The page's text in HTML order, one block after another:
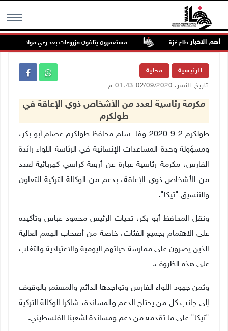
MENU أهم الاخبار مستعمرون يتلفون مزروعات بعد رعي مواشيهم في
الرئيسية محلية
تاريخ النشر: 02/09/2020 01:43 م
مكرمة رئاسية لعدد من الأشخاص ذوي الإعاقة في
طولكرم
طولكرم 2-9-2020-وفا- سلم محافظ طولكرم عصام أبو بكر،
ومسؤولة وحدة المساعدات الإنسانية في الرئاسة اللواء رائدة
الفارس، مكرمة رئاسية عبارة عن أربعة كراسي كهربائية لعدد
من الأشخاص ذوي الإعاقة، بدعم من الوكالة التركية للتعاون
والتنسيق "تيكا".
ونقل المحافظ أبو بكر، تحيات الرئيس محمود عباس وتأكيده
على الاهتمام بجميع الفئات، خاصة من أصحاب الهمم العالية
الذين يصرون على ممارسة حياتهم اليومية والاعتيادية والتغلب
على هذه الظروف.
وثمن جهود اللواء الفارس وتواجدها الدائم والمستمر بالوقوف
إلى جانب كل من يحتاج الدعم والمساندة، شاكرا الوكالة التركية
"تيكا" على ما تقدمه من دعم ومساندة لشعبنا الفلسطيني.